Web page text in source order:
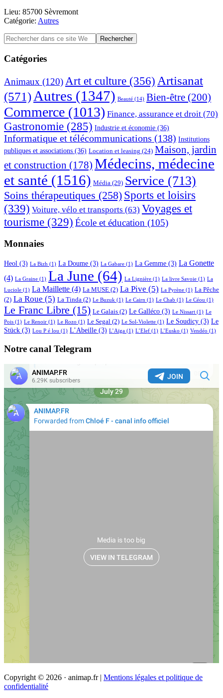
Lieu: 85700 Sèvremont
Catégorie: Autres
Barre
latérale
principale
Rechercher
dans
ce
site
Catégories
Animaux (120)Art et culture (356) Artisanat
(571) Autres (1347) Beauté (14) Bien-être (200)
Commerce (1013) Finance, assurance et droit (70)
Gastronomie (285) Industrie et économie (36)
Informatique et télécommunications (138) Institutions
publiques et associations (36) Location et leasing (24) Maison, jardin
et construction (178) Médecins, médecine
et santé (1516) Média (29) Service (713)
Soins thérapeutiques (258) Sports et loisirs
(339) Voiture, vélo et transports (63) Voyages et
tourisme (329) École et éducation (105)
Monnaies
Heol (3) La Bizh (1) La Doume (3) La Gabare (1) La Gemme (3) La Gonette
(4) La Graine (1) La June (64) La Lignière (1) La livre Savoie (1) La
Luciole (1) La Maillette (4) La MUSE (2) La Pive (5) La Pyrène (1) La Pêche
(2) La Roue (5) La Tinda (2) Le Buzuk (1) Le Cairn (1) Le Chab (1) Le Céou (1)
Le Franc Libre (15) Le Galais (2) Le Galléco (3) Le Nissart (1) Le
Pois (1) Le Renoir (1) Le Rozo (1) Le Segal (2) Le Sol-Violette (1) Le Soudicy (3) Le
Stück (3) Lou P é lou (1) L’Abeille (3) L’Aïga (1) L’Elef (1) L’Eusko (1) Vendéo (1)
Notre canal Telegram
Copyright © 2026 · animap.fr | Mentions légales et politique de
confidentialité